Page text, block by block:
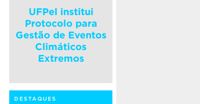
UFPel institui
Protocolo para
Gestão de Eventos
Climáticos
Extremos
DESTAQUES